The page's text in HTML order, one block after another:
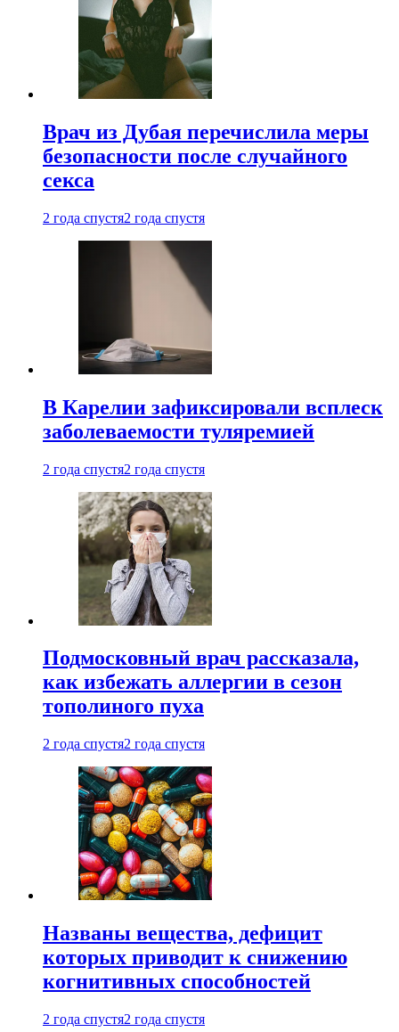
Врач из Дубая перечислила меры
безопасности после случайного
секса
2 года спустя2 года спустя
В Карелии зафиксировали всплеск
заболеваемости туляремией
2 года спустя2 года спустя
Подмосковный врач рассказала,
как избежать аллергии в сезон
тополиного пуха
2 года спустя2 года спустя
Названы вещества, дефицит
которых приводит к снижению
когнитивных способностей
2 года спустя2 года спустя